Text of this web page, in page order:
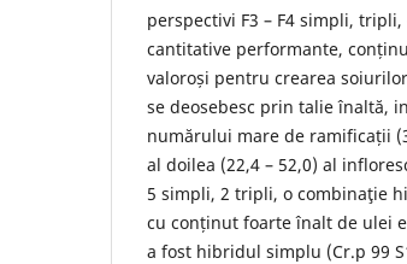
perspectivi F3 – F4 simpli,
cantitative performante,
valoroși pentru crearea
se deosebesc prin talie înaltă,
numărului mare de ramificații
al doilea (22,4 – 52,0) al
5 simpli, 2 tripli, o combinaţie
cu conținut foarte înalt de ulei
a fost hibridul simplu (Cr.p 99